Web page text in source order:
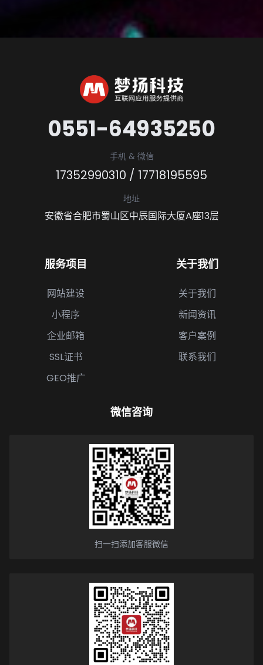
0551-64935250
手机 & 微信
17352990310 / 17718195595
地址
安徽省合肥市蜀山区中辰国际大厦A座13层
服务项目
网站建设
小程序
企业邮箱
SSL证书
GEO推广
关于我们
关于我们
新闻资讯
客户案例
联系我们
微信咨询
扫一扫添加客服微信